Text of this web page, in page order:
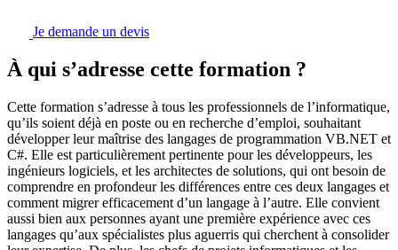
Je demande un devis
À qui s’adresse cette formation ?
Cette formation s’adresse à tous les professionnels de l’informatique,
qu’ils soient déjà en poste ou en recherche d’emploi, souhaitant
développer leur maîtrise des langages de programmation VB.NET et
C#. Elle est particulièrement pertinente pour les développeurs, les
ingénieurs logiciels, et les architectes de solutions, qui ont besoin de
comprendre en profondeur les différences entre ces deux langages et
comment migrer efficacement d’un langage à l’autre. Elle convient
aussi bien aux personnes ayant une première expérience avec ces
langages qu’aux spécialistes plus aguerris qui cherchent à consolider